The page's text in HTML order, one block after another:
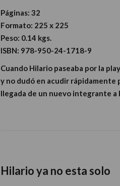
Páginas: 32
Formato: 225 x 225
Peso: 0.14 kgs.
ISBN: 978-950-24-1718-9
Cuando Hilario paseaba por la
y no dudó en acudir rápidamente
llegada de un nuevo integrante
Hilario ya no esta solo